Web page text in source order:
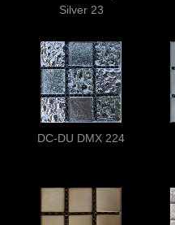
Silver 23
DC-DU DMX 224